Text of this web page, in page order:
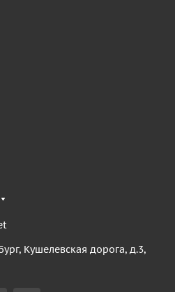
Кушелевская дорога, д.3,